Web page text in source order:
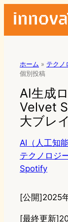
ホーム » テクノ
個別投稿
AI生成
Velvet
大ブレ
AI（人工知
テクノロジ
Spotify
[公開]2025
[最終更新]